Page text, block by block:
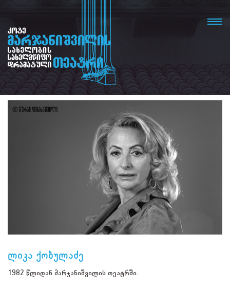
ლიკა ქობულაძე
1982 წლიდან მარჯანიშვილის თეატრში.